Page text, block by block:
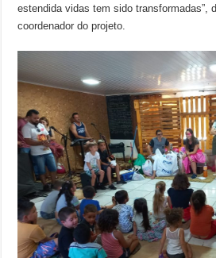
estendida vidas tem sido transformadas”,
coordenador do projeto.